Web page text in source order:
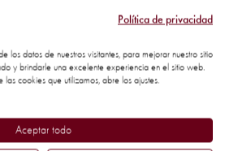
electrónico
Política de privacidad
los datos de nuestros visitantes, para mejorar nuestro sitio
y brindarle una excelente experiencia en el sitio web.
las cookies que utilizamos, abre los ajustes.
Aceptar todo